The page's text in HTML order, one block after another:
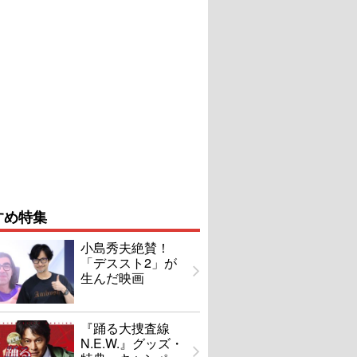
特集
小島秀夫絶賛！
「デススト2」が
生んだ映画
『踊る大捜査線
N.E.W.』グッズ・